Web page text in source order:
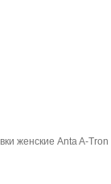
женские Anta A-